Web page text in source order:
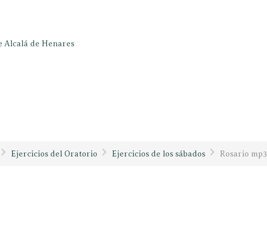
Alcalá de Henares
Ejercicios del Oratorio Ejercicios de los sábados Rosario mp3